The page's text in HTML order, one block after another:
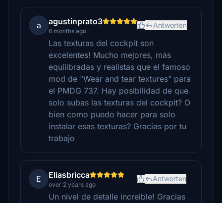
a agustinprato3
6 months ago
Antworten
Las texturas del cockpit son
excelentes! Mucho mejores, más
equilibradas y realistas que el famoso
mod de "Wear and tear textures" para
el PMDG 737. Hay posibilidad de que
solo subas las texturas del cockpit? O
bien como puedo hacer para solo
instalar esas texturas? Gracias por tu
trabajo
E Eliasbricca
over 2 years ago
Antworten
Un nivel de detalle increible! Gracias